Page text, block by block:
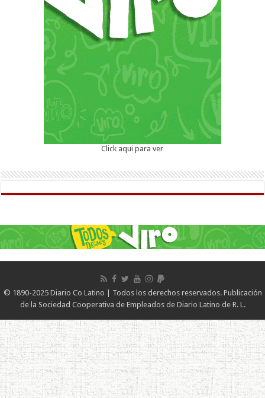
Click aqui para ver
© 1890-2025 Diario Co Latino | Todos los derechos reservados. Publicación
de la Sociedad Cooperativa de Empleados de Diario Latino de R. L.